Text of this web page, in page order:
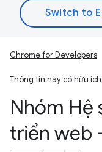
Chrome for Developers
Thông tin này có hữu
Nhóm Hệ
triển web